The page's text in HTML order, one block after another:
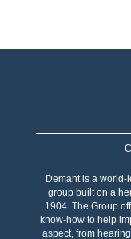
Demant is a
group built on a
1904. The Group
know-how to help
aspect, from